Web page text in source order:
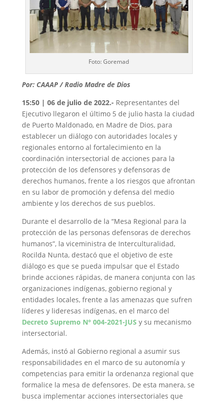
Foto: Goremad
Por: CAAAP / Radio Madre de Dios
15:50 | 06 de julio de 2022.- Representantes del
Ejecutivo llegaron el último 5 de julio hasta la ciudad
de Puerto Maldonado, en Madre de Dios, para
establecer un diálogo con autoridades locales y
regionales entorno al fortalecimiento en la
coordinación intersectorial de acciones para la
protección de los defensores y defensoras de
derechos humanos, frente a los riesgos que afrontan
en su labor de promoción y defensa del medio
ambiente y los derechos de sus pueblos.
Durante el desarrollo de la “Mesa Regional para la
protección de las personas defensoras de derechos
humanos”, la viceministra de Interculturalidad,
Rocilda Nunta, destacó que el objetivo de este
diálogo es que se pueda impulsar que el Estado
brinde acciones rápidas, de manera conjunta con las
organizaciones indígenas, gobierno regional y
entidades locales, frente a las amenazas que sufren
líderes y lideresas indígenas, en el marco del
Decreto Supremo N° 004-2021-JUS y su mecanismo
intersectorial.
Además, instó al Gobierno regional a asumir sus
responsabilidades en el marco de su autonomía y
competencias para emitir la ordenanza regional que
formalice la mesa de defensores. De esta manera, se
busca implementar acciones intersectoriales que